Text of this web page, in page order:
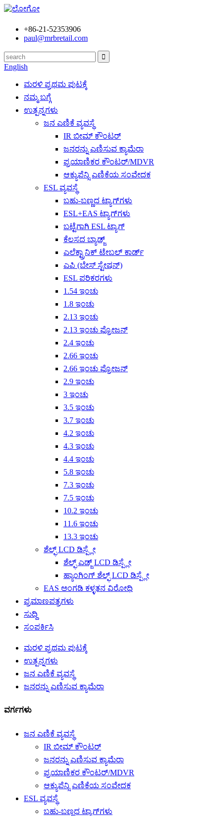
+86-21-52353906
paul@mrbretail.com
English
ಮರಳಿ ಪ್ರಥಮ ಪುಟಕ್ಕೆ
ನಮ್ಮ ಬಗ್ಗೆ
ಉತ್ಪನ್ನಗಳು
ಜನ ಎಣಿಕೆ ವ್ಯವಸ್ಥೆ
IR ಬೀಮ್ ಕೌಂಟರ್
ಜನರನ್ನು ಎಣಿಸುವ ಕ್ಯಾಮೆರಾ
ಪ್ರಯಾಣಿಕರ ಕೌಂಟರ್/MDVR
ಆಕ್ಯುಪೆನ್ಸಿ ಎಣಿಕೆಯ ಸಂವೇದಕ
ESL ವ್ಯವಸ್ಥೆ
ಬಹು-ಬಣ್ಣದ ಟ್ಯಾಗ್‌ಗಳು
ESL+EAS ಟ್ಯಾಗ್‌ಗಳು
ಬಟ್ಟೆಗಾಗಿ ESL ಟ್ಯಾಗ್
ಕೆಲಸದ ಬ್ಯಾಡ್ಜ್
ಎಲೆಕ್ಟ್ರಾನಿಕ್ ಟೇಬಲ್ ಕಾರ್ಡ್
ಎಪಿ (ಬೇಸ್ ಸ್ಟೇಷನ್)
ESL ಪರಿಕರಗಳು
1.54 ಇಂಚು
1.8 ಇಂಚು
2.13 ಇಂಚು
2.13 ಇಂಚು ಫ್ರೋಜನ್
2.4 ಇಂಚು
2.66 ಇಂಚು
2.66 ಇಂಚು ಫ್ರೋಜನ್
2.9 ಇಂಚು
3 ಇಂಚು
3.5 ಇಂಚು
3.7 ಇಂಚು
4.2 ಇಂಚು
4.3 ಇಂಚು
4.4 ಇಂಚು
5.8 ಇಂಚು
7.3 ಇಂಚು
7.5 ಇಂಚು
10.2 ಇಂಚು
11.6 ಇಂಚು
13.3 ಇಂಚು
ಶೆಲ್ಫ್ LCD ಡಿಸ್ಪ್ಲೇ
ಶೆಲ್ಫ್ ಎಡ್ಜ್ LCD ಡಿಸ್ಪ್ಲೇ
ಹ್ಯಾಂಗಿಂಗ್ ಶೆಲ್ಫ್ LCD ಡಿಸ್ಪ್ಲೇ
EAS ಅಂಗಡಿ ಕಳ್ಳತನ ವಿರೋಧಿ
ಪ್ರಮಾಣಪತ್ರಗಳು
ಸುದ್ದಿ
ಸಂಪರ್ಕಿಸಿ
ಮರಳಿ ಪ್ರಥಮ ಪುಟಕ್ಕೆ
ಉತ್ಪನ್ನಗಳು
ಜನ ಎಣಿಕೆ ವ್ಯವಸ್ಥೆ
ಜನರನ್ನು ಎಣಿಸುವ ಕ್ಯಾಮೆರಾ
ವರ್ಗಗಳು
ಜನ ಎಣಿಕೆ ವ್ಯವಸ್ಥೆ
IR ಬೀಮ್ ಕೌಂಟರ್
ಜನರನ್ನು ಎಣಿಸುವ ಕ್ಯಾಮೆರಾ
ಪ್ರಯಾಣಿಕರ ಕೌಂಟರ್/MDVR
ಆಕ್ಯುಪೆನ್ಸಿ ಎಣಿಕೆಯ ಸಂವೇದಕ
ESL ವ್ಯವಸ್ಥೆ
ಬಹು-ಬಣ್ಣದ ಟ್ಯಾಗ್‌ಗಳು